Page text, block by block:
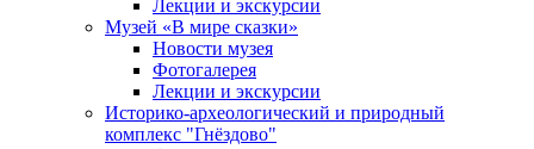
Лекции и экскурсии
Музей «В мире сказки»
Новости музея
Фотогалерея
Лекции и экскурсии
Историко-археологический и природный
комплекс "Гнёздово"